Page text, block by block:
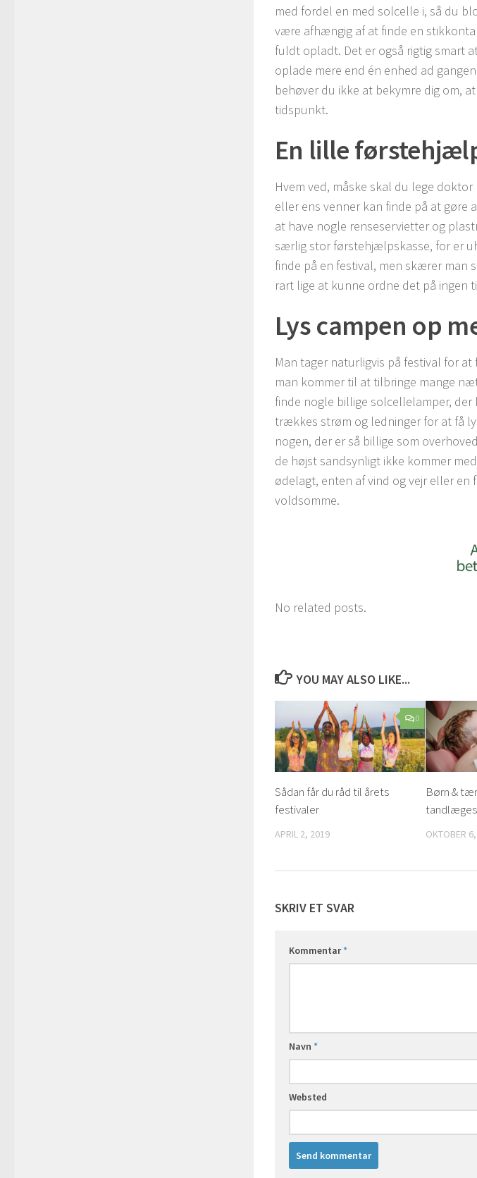
med fordel en med solcelle i, så du
være afhængig af at finde en
fuldt opladt. Det er også rigtig smart
oplade mere end én enhed ad
behøver du ikke at bekymre dig om,
tidspunkt.
En lille
Hvem ved, måske skal du lege
eller ens venner kan finde på at gøre
at have nogle renseservietter og
særlig stor førstehjælpskasse, for er
finde på en festival, men skærer man
rart lige at kunne ordne det på ingen
Lys campen op
Man tager naturligvis på festival for
man kommer til at tilbringe mange
finde nogle billige solcellelamper,
trækkes strøm og ledninger for at få
nogen, der er så billige som
de højst sandsynligt ikke kommer
ødelagt, enten af vind og vejr eller
voldsomme.
No related posts.
YOU MAY ALSO LIKE...
0
Sådan får du råd til årets
festivaler
APRIL 2, 2019
Børn &
OKTOBER
SKRIV ET SVAR
Kommentar*
Navn *
Websted